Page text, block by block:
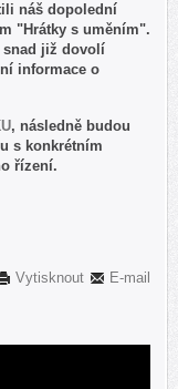
náš dopolední
"Hrátky s uměním".
snad již dovolí
informace o
, následně budou
s konkrétním
řízení.
E-mail
Vytisknout